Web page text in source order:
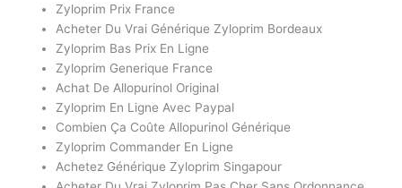
Zyloprim Prix France
Acheter Du Vrai Générique Zyloprim Bordeaux
Zyloprim Bas Prix En Ligne
Zyloprim Generique France
Achat De Allopurinol Original
Zyloprim En Ligne Avec Paypal
Combien Ça Coûte Allopurinol Générique
Zyloprim Commander En Ligne
Achetez Générique Zyloprim Singapour